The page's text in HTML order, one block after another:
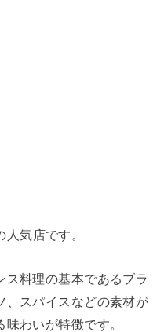
人気店です。
ス料理の基本であるブラ
、スパイスなどの素材が
わいが特徴です。